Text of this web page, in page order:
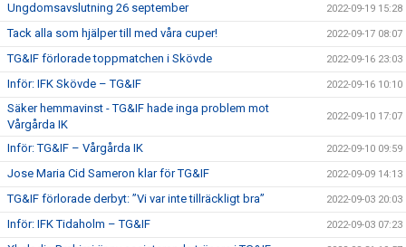
Ungdomsavslutning 26 september 2022-09-19 15:28
Tack alla som hjälper till med våra cuper! 2022-09-17 08:07
TG&IF förlorade toppmatchen i Skövde 2022-09-16 23:03
Inför: IFK Skövde – TG&IF 2022-09-16 10:10
Säker hemmavinst - TG&IF hade inga problem mot
Vårgårda IK
2022-09-10 17:07
Inför: TG&IF – Vårgårda IK 2022-09-10 09:59
Jose Maria Cid Sameron klar för TG&IF 2022-09-09 14:13
TG&IF förlorade derbyt: ”Vi var inte tillräckligt bra” 2022-09-03 20:03
Inför: IFK Tidaholm – TG&IF 2022-09-03 07:23